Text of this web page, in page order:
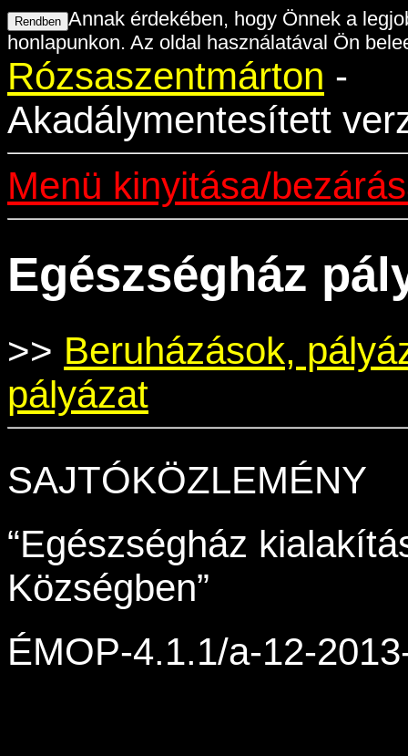
Annak érdekében, hogy Önnek a
honlapunkon. Az oldal használatával Ön
Rózsaszentmárton -
Akadálymentesített
Menü kinyitása/
Egészségház
>> Beruházások,
pályázat
SAJTÓKÖZLEMÉNY
“Egészségház
Községben”
ÉMOP-4.1.1/a-12-